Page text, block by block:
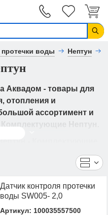
воды Нептун
Аквадом - товары для
отопления и
ассортимент и
- Комплектующие
производителей. Вы
описанием
сравнить
лучшую
Датчик контроля протечки
воды SW005- 2,0
Артикул: 100035557500